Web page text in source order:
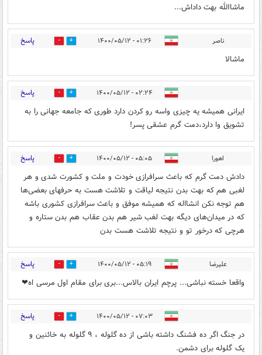
ماشاالله بهت داداش...
ناصر ۰۱:۲۶ - ۱۴۰۰/۰۵/۱۲ 0 پاسخ
ماشالا
۰۲:۲۴ - ۱۴۰۰/۰۵/۱۲ 0 پاسخ
ایرانی همیشه یه چیزی واسه رو کردن دارد طوری که جامعه جهانی را به
تشویق وا دارد،دمت گرم عشقی پسر!
اهورا ۰۵:۰۵ - ۱۴۰۰/۰۵/۱۲ 0 پاسخ
دادش دمت گرم که باعث سرافرازی خودت و ملت و کشورت شدی و هر
لغبی هم که بهت بدن نتیجه لیاقت و تلاشت هست به حرفهای بعضی‌ها
هم توجه نکن انشااله که همیشه موفق و باعث سرافرازی کشوری باشه
که در میدان‌های دیگه بهت لغب شیر هم بدن عقاب هم بدن ستاره و
هرچی که درخور تو و نتیجه تلاشت هست بدن
علیرضا ۰۵:۱۹ - ۱۴۰۰/۰۵/۱۲ 0 پاسخ
واقعا خسته نباشی... پرچم ایران بالاس...بری برای مقام اول مرسی اه❤
۰۷:۰۳ - ۱۴۰۰/۰۵/۱۲ 0 پاسخ
در جنگ اگر ده فشنگ داشته باشی از ده گلوله ، ۹ گلوله به خائنین و
یک گلوله برای دشمن.